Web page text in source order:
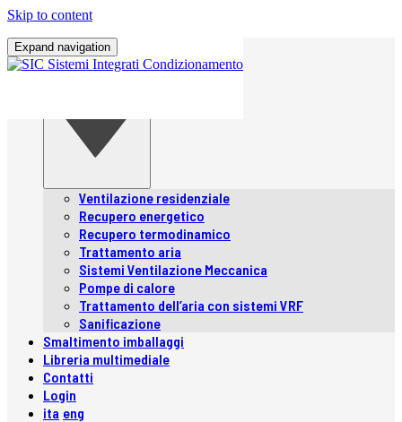
Skip to content
Expand navigation
Home
Chi siamo
Ventilazione residenziale
Recupero energetico
Recupero termodinamico
Trattamento aria
Sistemi Ventilazione Meccanica
Pompe di calore
Trattamento dell’aria con sistemi VRF
Sanificazione
Smaltimento imballaggi
Libreria multimediale
Contatti
Login
ita eng